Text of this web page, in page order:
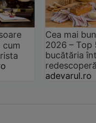
cum
Cea mai
2026 –
bucătăria
adevarul.ro